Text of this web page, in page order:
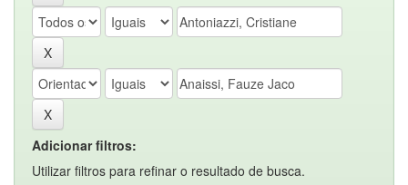
Adicionar filtros:
Utilizar filtros para refinar o resultado de busca.